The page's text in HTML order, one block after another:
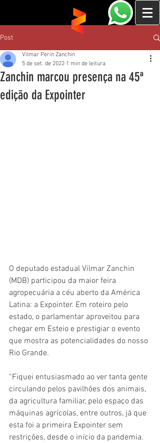
Post
Zanchin marcou presença na 45ª
edição da Expointer
Vilmar Perin Zanchin
5 de set. de 2022 1 min de leitura
O deputado estadual Vilmar Zanchin
(MDB) participou da maior feira
agropecuária a céu aberto da América
Latina: a Expointer. Em roteiro pelo
estado, o parlamentar aproveitou para
chegar em Esteio e prestigiar o evento
que mostra as potencialidades do nosso
Rio Grande.
“Fiquei entusiasmado ao ver tanta gente
circulando pelos pavilhões dos animais,
da agricultura familiar, pelo espaço das
máquinas agrícolas, entre outros, já que
esta foi a primeira Expointer sem
restrições, desde o início da pandemia.